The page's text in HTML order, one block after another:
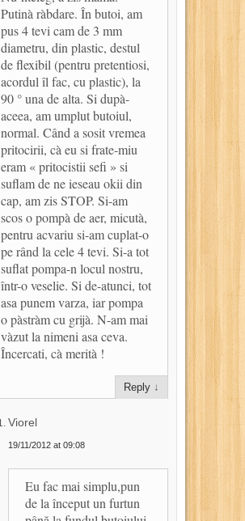
Putinà ràbdare. În butoi, am
pus 4 tevi cam de 3 mm
diametru, din plastic, destul
de flexibil (pentru pretentiosi,
acordul îl fac, cu plastic), la
90 ° una de alta. Si dupà-
aceea, am umplut butoiul,
normal. Când a sosit vremea
pritocirii, cà eu si frate-miu
eram « pritocistii sefi » si
suflam de ne ieseau okii din
cap, am zis STOP. Si-am
scos o pompà de aer, micutà,
pentru acvariu si-am cuplat-o
pe rând la cele 4 tevi. Si-a tot
suflat pompa-n locul nostru,
într-o veselie. Si de-atunci, tot
asa punem varza, iar pompa
o pàstràm cu grijà. N-am mai
vàzut la nimeni asa ceva.
Încercati, cà merità !
Reply ↓
Viorel
19/11/2012 at 09:08
Eu fac mai simplu,pun
de la început un furtun